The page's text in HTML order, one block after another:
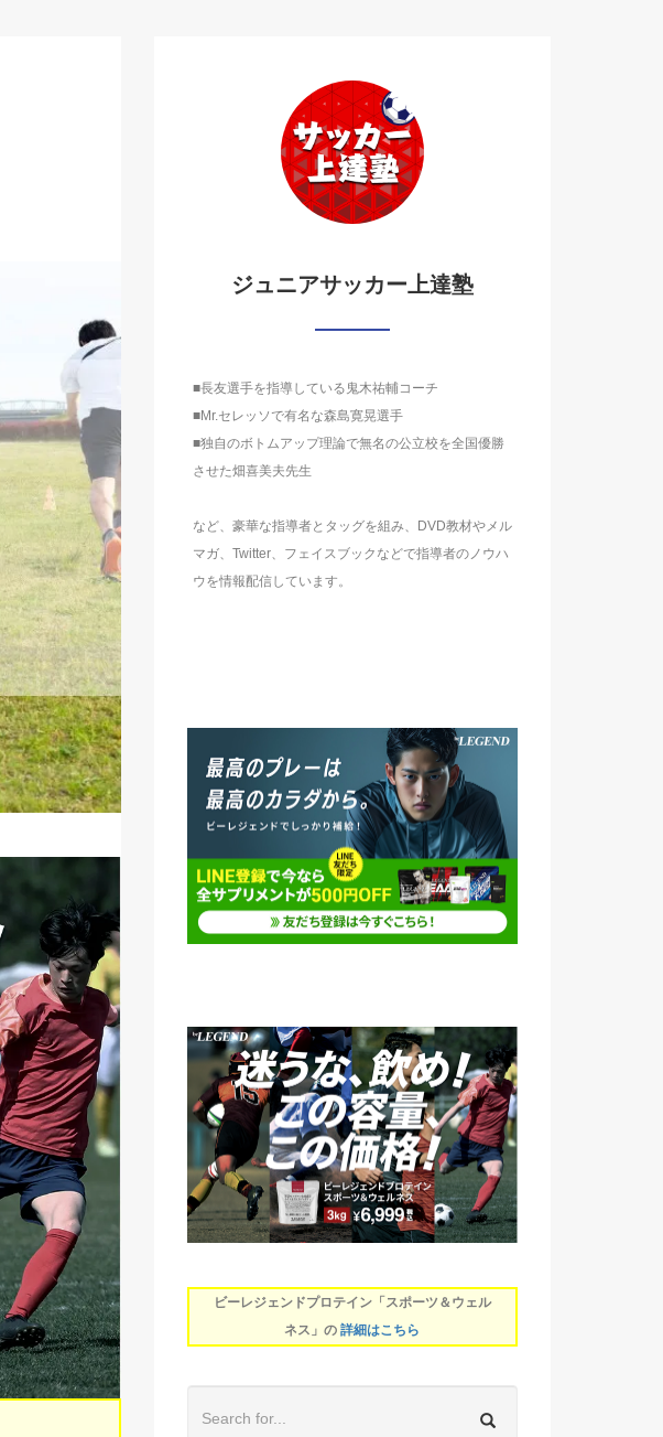
ジュニアサッカー上達塾
■長友選手を指導している鬼木祐輔コーチ
■Mr.セレッソで有名な森島寛晃選手
■独自のボトムアップ理論で無名の公立校を全国優勝
させた畑喜美夫先生
など、豪華な指導者とタッグを組み、DVD教材やメル
マガ、Twitter、フェイスブックなどで指導者のノウハ
ウを情報配信しています。
ビーレジェンドプロテイン「スポーツ＆ウェル
ネス」の詳細はこちら